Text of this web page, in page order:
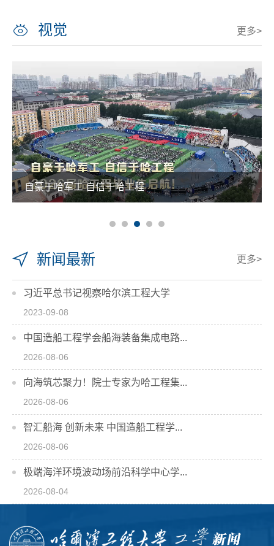
视觉 更多>
自豪于哈军工 自信于哈工程
新闻最新 更多>
习近平总书记视察哈尔滨工程大学
2023-09-08
中国造船工程学会船海装备集成电路...
2026-08-06
向海筑芯聚力！院士专家为哈工程集...
2026-08-06
智汇船海 创新未来 中国造船工程学...
2026-08-06
极端海洋环境波动场前沿科学中心学...
2026-08-04